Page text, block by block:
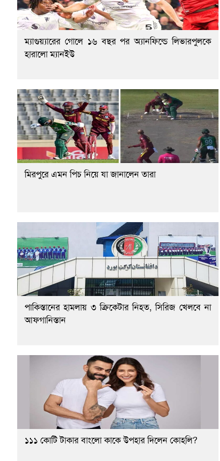
ম্যাগুয়্যারের গোলে ১৬ বছর পর অ্যানফিল্ডে লিভারপুলকে
হারালো ম্যানইউ
মিরপুরে এমন পিচ নিয়ে যা জানালেন তারা
পাকিস্তানের হামলায় ৩ ক্রিকেটার নিহত, সিরিজ খেলবে না
আফগানিস্তান
১১১ কোটি টাকার বাংলো কাকে উপহার দিলেন কোহলি?